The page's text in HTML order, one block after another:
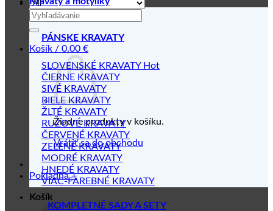
Hľadať:
Košík / 0.00 €
Žiadne produkty v košíku.
Vrátiť sa do obchodu
Pokladňa +
Košík
PÁNSKE KRAVATY
SLOVENSKÉ KRAVATY
ČIERNE KRAVATY
SIVÉ KRAVATY
BIELE KRAVATY
ŽLTÉ KRAVATY
RUŽOVÉ KRAVATY
ČERVENÉ KRAVATY
ZELENÉ KRAVATY
MODRÉ KRAVATY
HNEDÉ KRAVATY
VIAC-FAREBNÉ KRAVATY
KOMPLETNÉ SADY A SETY